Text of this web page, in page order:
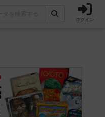
ログイン